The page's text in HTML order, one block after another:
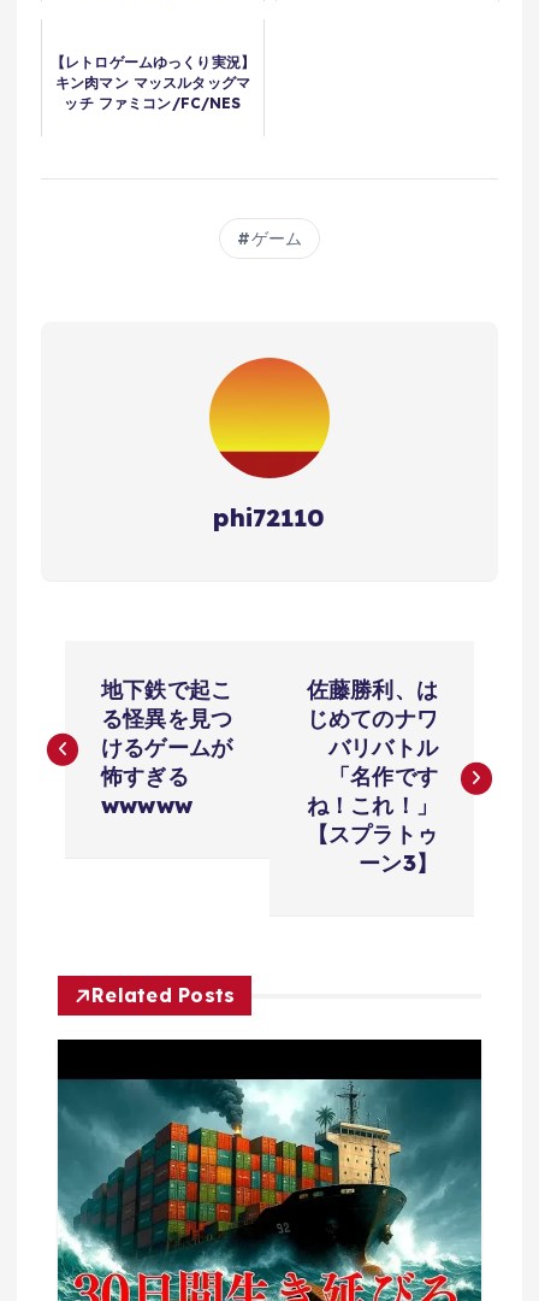
【レトロゲームゆっくり実況】
キン肉マン マッスルタッグマ
ッチ ファミコン/FC/NES
ゲーム
phi72110
稿
ナ
ー
シ
ョ
ン
地下鉄で起こ
る怪異を見つ
けるゲームが
怖すぎる
wwwww
佐藤勝利、は
じめてのナワ
バリバトル
「名作です
ね！これ！」
【スプラトゥ
ーン3】
Related Posts